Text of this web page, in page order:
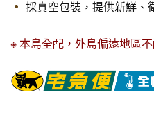
採真空包裝，提供新鮮、
※ 本島全配，外島偏遠地區